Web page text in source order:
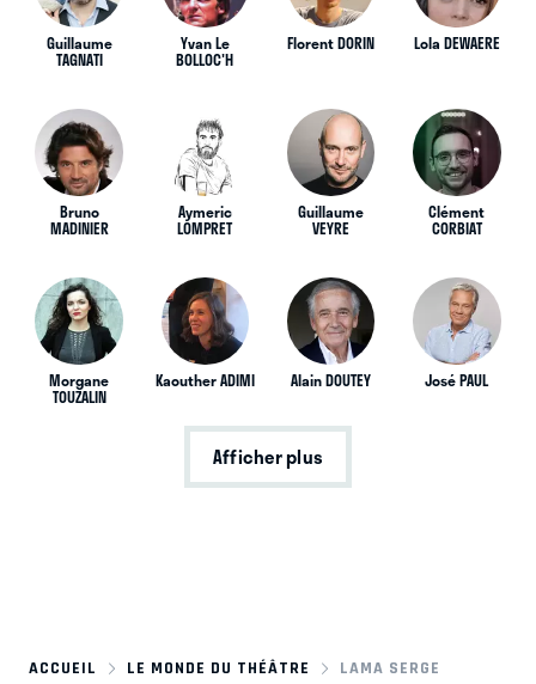
Guillaume
TAGNATI
Yvan Le
BOLLOC'H
Florent DORIN Lola DEWAERE
Bruno
MADINIER
Aymeric
LOMPRET
Guillaume
VEYRE
Clément
CORBIAT
Morgane
TOUZALIN
Kaouther ADIMI Alain DOUTEY José PAUL
Afficher plus
ACCUEIL LE MONDE DU THÉÂTRE LAMA SERGE